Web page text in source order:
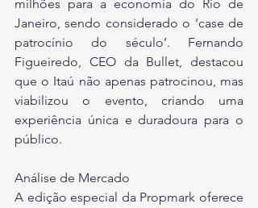
milhões para a economia do Rio de
Janeiro, sendo considerado o ‘case de
patrocínio do século’. Fernando
Figueiredo, CEO da Bullet, destacou
que o Itaú não apenas patrocinou, mas
viabilizou o evento, criando uma
experiência única e duradoura para o
público.
Análise de Mercado
A edição especial da Propmark oferece